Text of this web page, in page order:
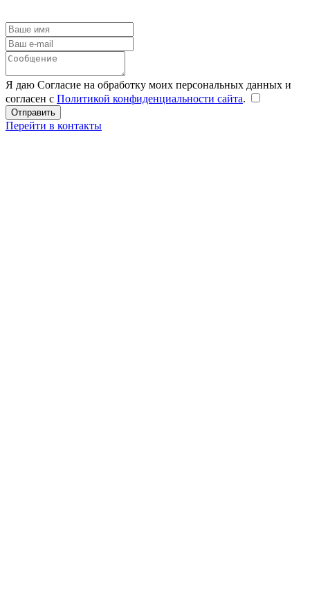
Я даю Согласие на обработку моих персональных данных и
согласен с Политикой конфиденциальности сайта.
Перейти в контакты